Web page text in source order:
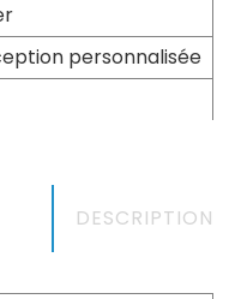
personnalisée
DESCRIPTION